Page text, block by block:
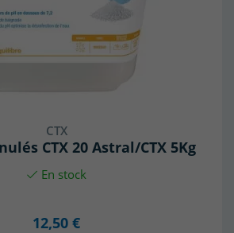
CTX
CTX 20 Astral/CTX 5Kg
En stock
12,50 €